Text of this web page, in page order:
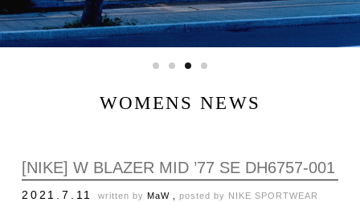
WOMENS NEWS
[NIKE] W BLAZER MID ’77 SE DH6757-001
2021.7.11 written by MaW , posted by NIKE SPORTWEAR